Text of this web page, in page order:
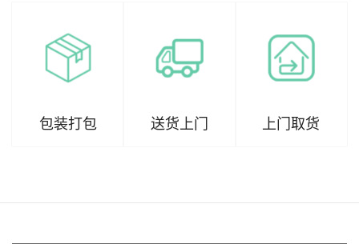
包装打包 送货上门 上门取货